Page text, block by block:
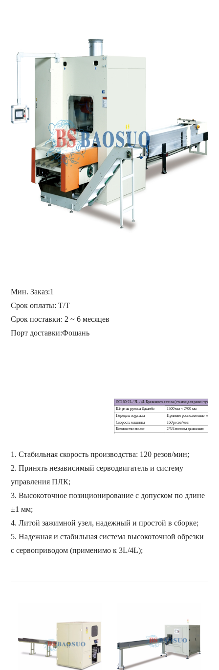
Мин. Заказ:1
Срок оплаты: Т/Т
Срок поставки: 2 ~ 6 месяцев
Порт доставки:Фошань
ЛС160-2L / 3L / 4L Бревенчатая пила (станок для резки
Ширина рулона Джамбо
1500 мм ~ 2700 мм
Передача журнала
Примите расположение журнала
Скорость машины 160 резов/мин
Количество полос
2/3/4 полосы движения
Размер зажима Φ70 ~ 130 мм, стандартные
Система охлаждения
Примите сжатый воздух и
1.Стабильная скорость производства: 120 резов/мин;
2.Принять независимый серводвигатель и систему
управления ПЛК;
3.Высокоточное позиционирование с допуском по длине
±1 мм;
4.Литой зажимной узел, надежный и простой в сборке;
5.Надежная и стабильная система высокоточной обрезки
с сервоприводом (применимо к 3L/4L);